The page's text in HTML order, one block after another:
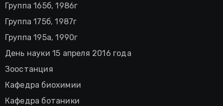
Группа 165б, 1986г
Группа 175б, 1987г
Группа 195а, 1990г
День науки 15 апреля 2016 года
Зоостанция
Кафедра биохимии
Кафедра ботаники